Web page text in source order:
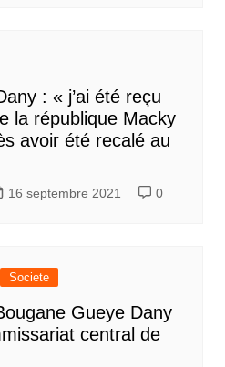
: « j’ai été reçu
la république Macky
avoir été recalé au
16 septembre 2021 0
Societe
Gueye Dany
central de